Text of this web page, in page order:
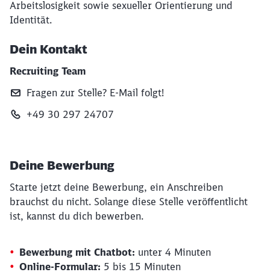
Arbeitslosigkeit sowie sexueller Orientierung und
Identität.
Dein Kontakt
Recruiting Team
Fragen zur Stelle? E‑Mail folgt!
+49 30 297 24707
Deine Bewerbung
Starte jetzt deine Bewerbung, ein Anschreiben
brauchst du nicht. Solange diese Stelle veröffentlicht
ist, kannst du dich bewerben.
Bewerbung mit Chatbot: unter 4 Minuten
Online-Formular: 5 bis 15 Minuten